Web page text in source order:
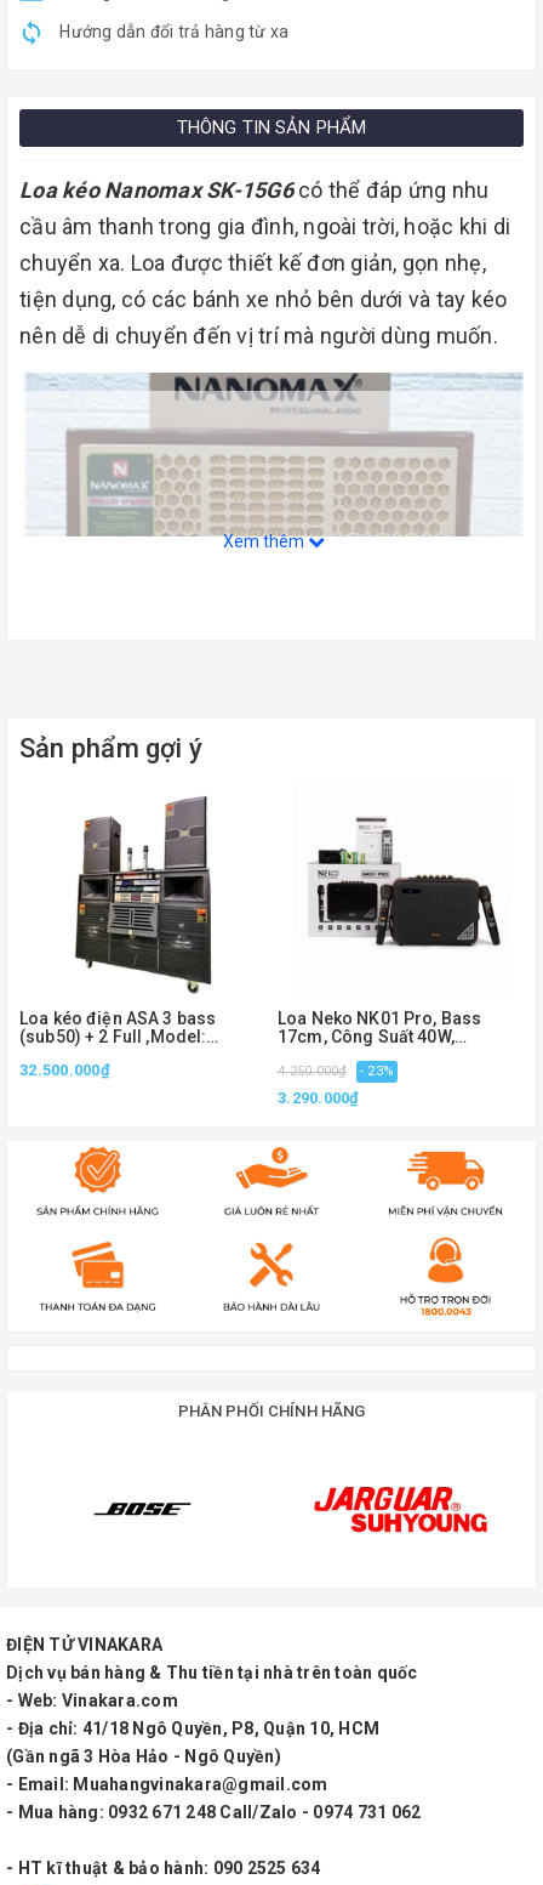
Hướng dẫn đổi trả hàng từ xa
THÔNG TIN SẢN PHẨM
Loa kéo Nanomax SK-15G6có thể đáp ứng nhu
cầu âm thanh trong gia đình, ngoài trời, hoặc khi di
chuyển xa. Loa được thiết kế đơn giản, gọn nhẹ,
tiện dụng, có các bánh xe nhỏ bên dưới và tay kéo
nên dễ di chuyển đến vị trí mà người dùng muốn.
Thông số kĩ thuật loa kéo Nanomax SK-15G6
• Thương hiệu: Nanomax
• Mode:
• Chất liệu: Vỏ thùng gỗ cao cấp, sang trọng
• Kết nối khác: Kết nối qua tivi, đàn ghita, AV, FM,
• Kích thước loa: bass 4 tấc
• Phụ kiện kèm theo: Micro, pin, dây sạc, phiếu bảo
hành.
• Thời gian sử dụng: Thời gian sạc 6-8 tiếng, dung được
2-5 tiếng tùy công suất lớn hay nhỏ. Có thể vừa dùng vừa sạc.
Blutooth, dây, có bánh xe di chuyển tiện lợi.
Xem thêm
Sản phẩm gợi ý
Loa kéo điện ASA 3 bass
(sub50) + 2 Full ,Model:
32.500.000₫
Loa Neko NK01 Pro, Bass
17cm, Công Suất 40W,
4.250.000₫ - 23%
3.290.000₫
PHÂN PHỐI CHÍNH HÃNG
ĐIỆN TỬ VINAKARA
Dịch vụ bán hàng & Thu tiền tại nhà trên toàn quốc
- Web: Vinakara.com
- Địa chỉ: 41/18 Ngô Quyền, P8, Quận 10, HCM
(Gần ngã 3 Hòa Hảo - Ngô Quyền)
- Email: Muahangvinakara@gmail.com
- Mua hàng: 0932 671 248 Call/Zalo - 0974 731 062
- HT kĩ thuật & bảo hành: 090 2525 634